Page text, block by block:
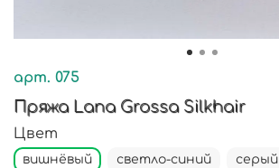
арт. 075
Пряжа Lana Grossa Silkhair
Цвет
вишнёвый светло-синий серый